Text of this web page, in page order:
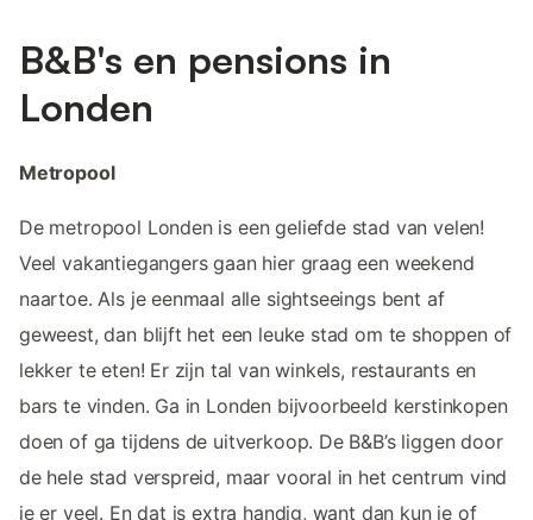
B&B's en pensions in
Londen
Metropool
De metropool Londen is een geliefde stad van velen!
Veel vakantiegangers gaan hier graag een weekend
naartoe. Als je eenmaal alle sightseeings bent af
geweest, dan blijft het een leuke stad om te shoppen of
lekker te eten! Er zijn tal van winkels, restaurants en
bars te vinden. Ga in Londen bijvoorbeeld kerstinkopen
doen of ga tijdens de uitverkoop. De B&B’s liggen door
de hele stad verspreid, maar vooral in het centrum vind
je er veel. En dat is extra handig, want dan kun je of